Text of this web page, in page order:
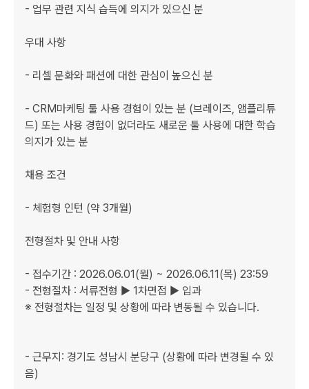
- 업무 관련 지식 습득에 의지가 있으신 분
우대 사항
- 리셀 문화와 패션에 대한 관심이 높으신 분
- CRM마케팅 툴 사용 경험이 있는 분 (브레이즈, 앰플리튜
드) 또는 사용 경험이 없더라도 새로운 툴 사용에 대한 학습
의지가 있는 분
채용 조건
- 체험형 인턴 (약 3개월)
전형절차 및 안내 사항
- 접수기간 : 2026.06.01(월) ~ 2026.06.11(목) 23:59
- 전형절차 : 서류전형 ▶ 1차면접 ▶ 입과
※ 전형절차는 일정 및 상황에 따라 변동될 수 있습니다.
- 근무지: 경기도 성남시 분당구 (상황에 따라 변경될 수 있
음)